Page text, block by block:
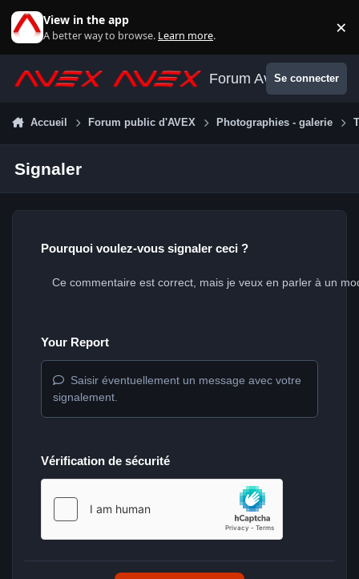
View in the app
A better way to browse. Learn more. ×
Forum AvexSe connecter
Accueil Forum public d'AVEX Photographies - galerie
Signaler
Pourquoi voulez-vous signaler ceci ?
Your Report
Saisir éventuellement un message avec votre
signalement.
Vérification de sécurité